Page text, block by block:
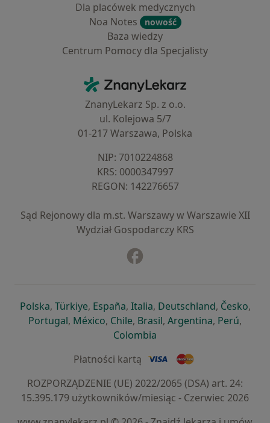
Dla placówek medycznych
Noa Notes
nowość
Baza wiedzy
Centrum Pomocy dla Specjalisty
ZnanyLekarz - Strona główna
ZnanyLekarz Sp. z o.o.
ul. Kolejowa 5/7
01-217 Warszawa, Polska
NIP: ⁠7010224868
KRS: ⁠0000347997
REGON: ⁠142276657
Sąd Rejonowy dla m.st. Warszawy w Warszawie XII
Wydział Gospodarczy KRS
Polskaotwiera się w nowej karcie
, Türkiyeotwiera się w nowej karcie
, Españaotwiera się w nowej karcie
, Italiaotwiera się w nowej
, Deutschlandotwiera się
, Česko,
Portugalotwiera się w nowej karcie
, Méxicootwiera się w nowej karcie
, Chileotwiera się w nowej karcie
, Brasilotwiera się w nowej
, Argentinaotwiera się
, Perú,
Colombia
Płatności kartą
ROZPORZĄDZENIE (UE) 2022/2065 (DSA) art. 24:
15.395.179 użytkowników/miesiąc - Czerwiec 2026